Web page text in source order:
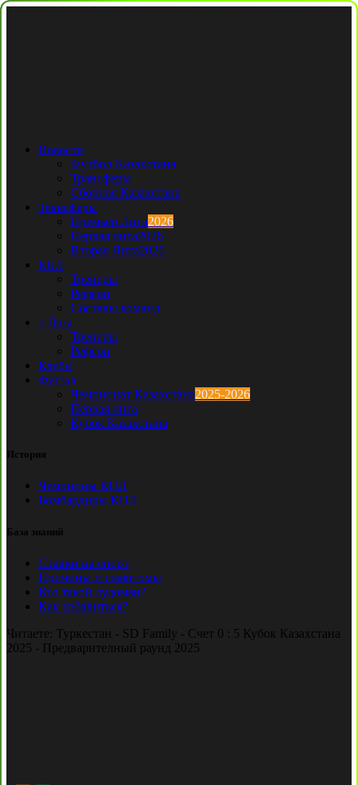
Новости
Футбол Казахстана
Трансферы
Сборная Казахстана
Трансферы
Премьер Лига2026
Первая лига2026
Вторая Лига2026
КПЛ
Тренеры
Рефери
Составы команд
1 Лига
Тренеры
Рефери
Клубы
Футзал
Чемпионат Казахстана2025-2026
Первая лига
Кубок Казахстана
История
Чемпионы КПЛ
Бомбардиры КПЛ
База знаний
Ставки на спорт
Причины и симптомы
Кто такой лудоман?
Как избавиться?
Читаете: Туркестан - SD Family - Счет 0 : 5 Кубок Казахстана
2025 - Предварителный раунд 2025